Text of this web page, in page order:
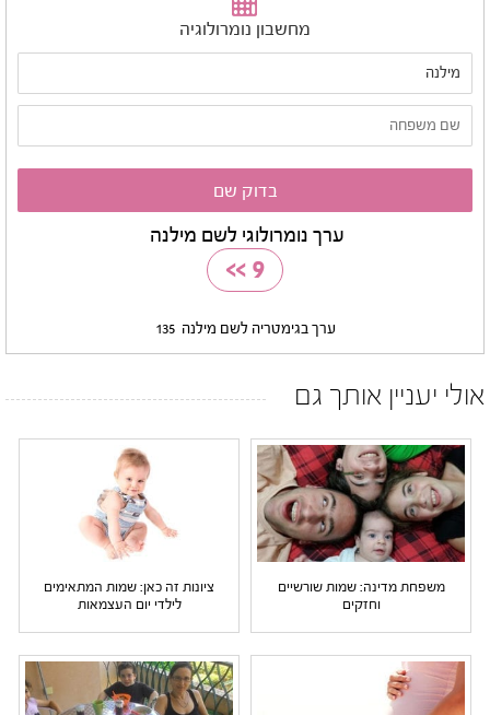
מחשבון נומרולוגיה
ערך נומרולוגי לשם מילנה
9
>>
ערך בגימטריה לשם מילנה 135
אולי יעניין אותך גם
משפחת מדינה: שמות שורשיים
וחזקים
ציונות זה כאן: שמות המתאימים
לילדי יום העצמאות